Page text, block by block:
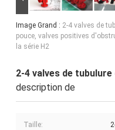
Image Grand : 2-4 valves de
pouce, valves positives
la série H2
2-4 valves de
description de
Taille: